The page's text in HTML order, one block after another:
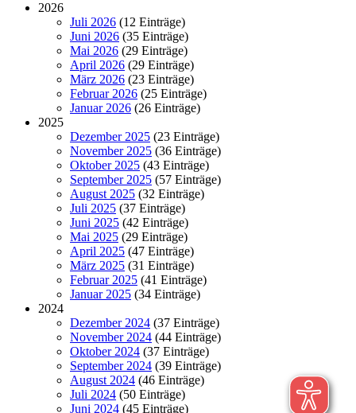
2026
Juli 2026 (12 Einträge)
Juni 2026 (35 Einträge)
Mai 2026 (29 Einträge)
April 2026 (29 Einträge)
März 2026 (23 Einträge)
Februar 2026 (25 Einträge)
Januar 2026 (26 Einträge)
2025
Dezember 2025 (23 Einträge)
November 2025 (36 Einträge)
Oktober 2025 (43 Einträge)
September 2025 (57 Einträge)
August 2025 (32 Einträge)
Juli 2025 (37 Einträge)
Juni 2025 (42 Einträge)
Mai 2025 (29 Einträge)
April 2025 (47 Einträge)
März 2025 (31 Einträge)
Februar 2025 (41 Einträge)
Januar 2025 (34 Einträge)
2024
Dezember 2024 (37 Einträge)
November 2024 (44 Einträge)
Oktober 2024 (37 Einträge)
September 2024 (39 Einträge)
August 2024 (46 Einträge)
Juli 2024 (50 Einträge)
Juni 2024 (45 Einträge)